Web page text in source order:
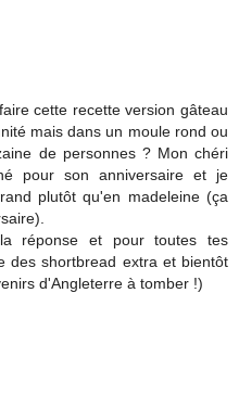
cette recette version gâteau
mais dans un moule rond ou
de personnes ? Mon chéri
pour son anniversaire et je
plutôt qu'en madeleine (ça
réponse et pour toutes tes
des shortbread extra et bientôt
d'Angleterre à tomber !)